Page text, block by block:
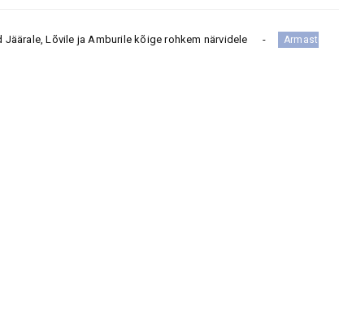
ja Amburile kõige rohkem närvidele Armastus 6.–12.